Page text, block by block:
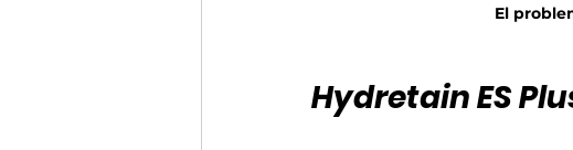
El
Hydretain ES